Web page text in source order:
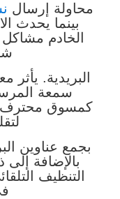
محاولة إرسال
بينما يحدث
الخادم
البريدية. يأثر
سمعة
كمسوق
بجمع عناوين
بالإضافة إلى
التنظيف